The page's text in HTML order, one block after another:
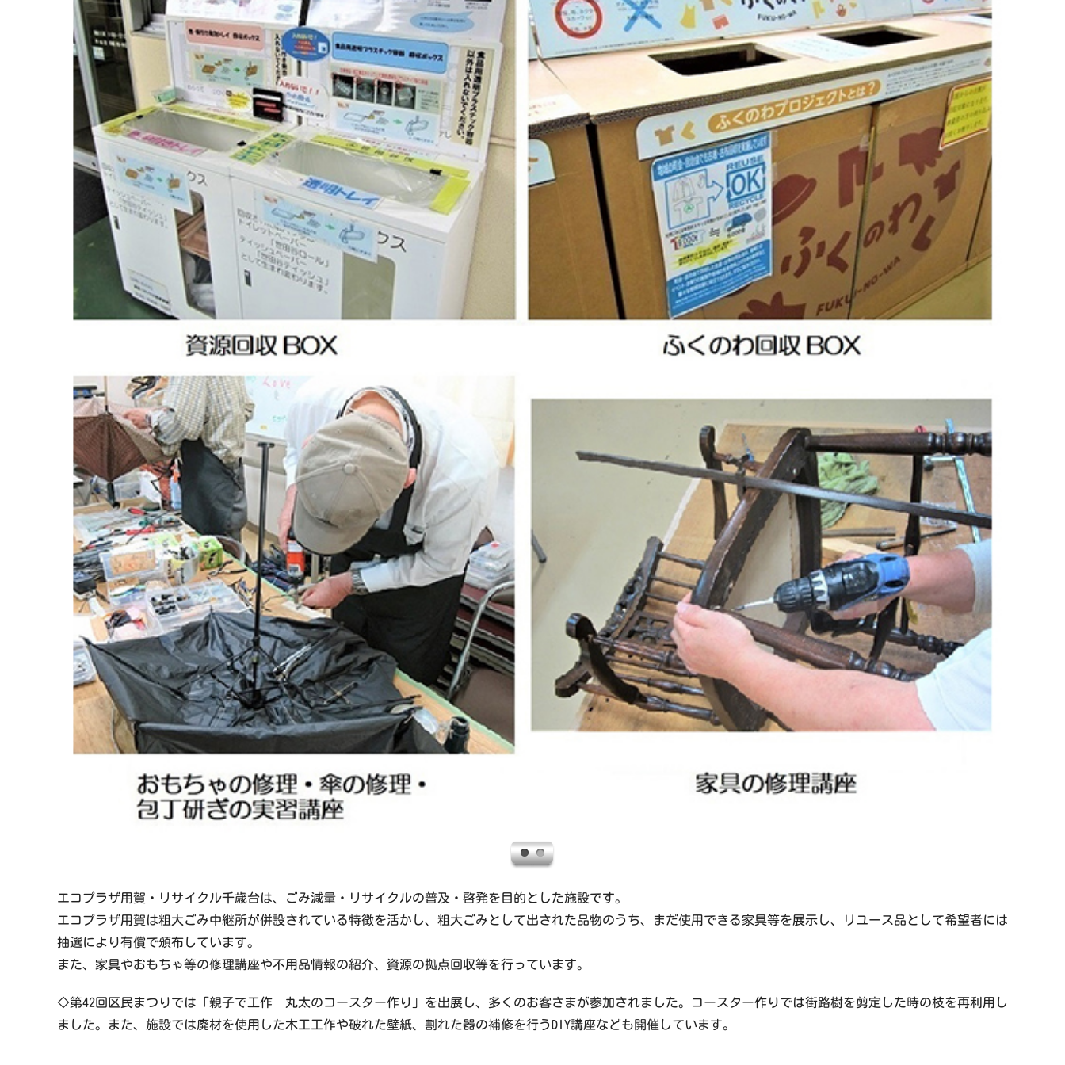
エコプラザ用賀・リサイクル千歳台は、ごみ減量・リサイクルの普及・啓発を目的とした施設です。
エコプラザ用賀は粗大ごみ中継所が併設されている特徴を活かし、粗大ごみとして出された品物のうち、まだ使用できる家具等を展示し、リユース品として希望者には
抽選により有償で頒布しています。
また、家具やおもちゃ等の修理講座や不用品情報の紹介、資源の拠点回収等を行っています。
◇第42回区民まつりでは「親子で工作 丸太のコースター作り」を出展し、多くのお客さまが参加されました。コースター作りでは街路樹を剪定した時の枝を再利用し
ました。また、施設では廃材を使用した木工工作や破れた壁紙、割れた器の補修を行うDIY講座なども開催しています。